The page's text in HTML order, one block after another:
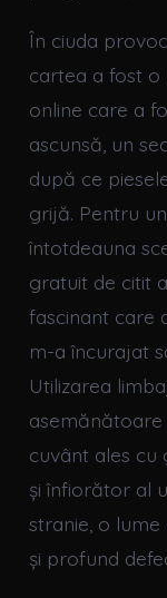
În ciuda
cartea a fost
online care a
ascunsă, un
după ce
grijă. Pentru
întotdeauna
gratuit de citit
fascinant care
m-a încurajat
Utilizarea
asemănătoare
cuvânt ales
și înfiorător al
stranie, o
și profund